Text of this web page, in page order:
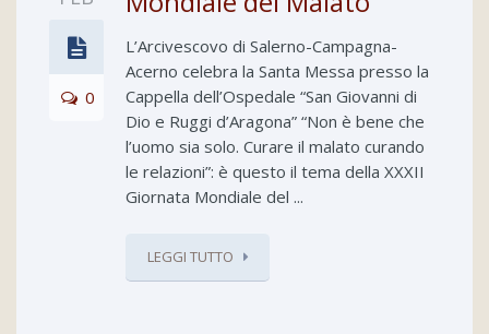
0
L’Arcivescovo di Salerno-Campagna-
Acerno celebra la Santa Messa presso la
Cappella dell’Ospedale “San Giovanni di
Dio e Ruggi d’Aragona” “Non è bene che
l’uomo sia solo. Curare il malato curando
le relazioni”: è questo il tema della XXXII
Giornata Mondiale del ...
LEGGI TUTTO